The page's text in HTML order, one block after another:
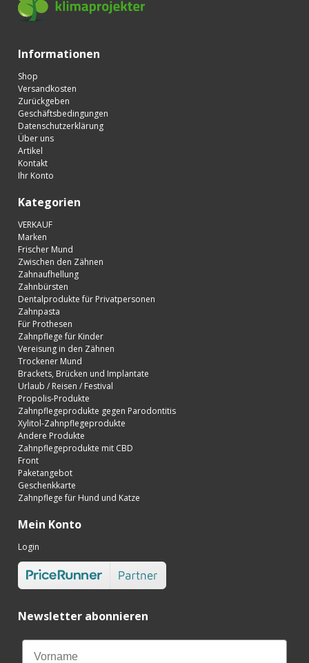
Informationen
Shop
Versandkosten
Zurückgeben
Geschäftsbedingungen
Datenschutzerklärung
Über uns
Artikel
Kontakt
Ihr Konto
Kategorien
VERKAUF
Marken
Frischer Mund
Zwischen den Zähnen
Zahnaufhellung
Zahnbürsten
Dentalprodukte für Privatpersonen
Zahnpasta
Für Prothesen
Zahnpflege für Kinder
Vereisung in den Zähnen
Trockener Mund
Brackets, Brücken und Implantate
Urlaub / Reisen / Festival
Propolis-Produkte
Zahnpflegeprodukte gegen Parodontitis
Xylitol-Zahnpflegeprodukte
Andere Produkte
Zahnpflegeprodukte mit CBD
Front
Paketangebot
Geschenkkarte
Zahnpflege für Hund und Katze
Mein Konto
Login
Newsletter abonnieren